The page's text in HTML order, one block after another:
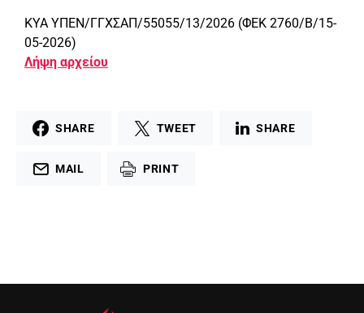
ΚΥΑ ΥΠΕΝ/ΓΓΧΣΑΠ/55055/13/2026 (ΦΕΚ 2760/Β/15-
05-2026)
Λήψη αρχείου
SHARE TWEET SHARE
MAIL PRINT